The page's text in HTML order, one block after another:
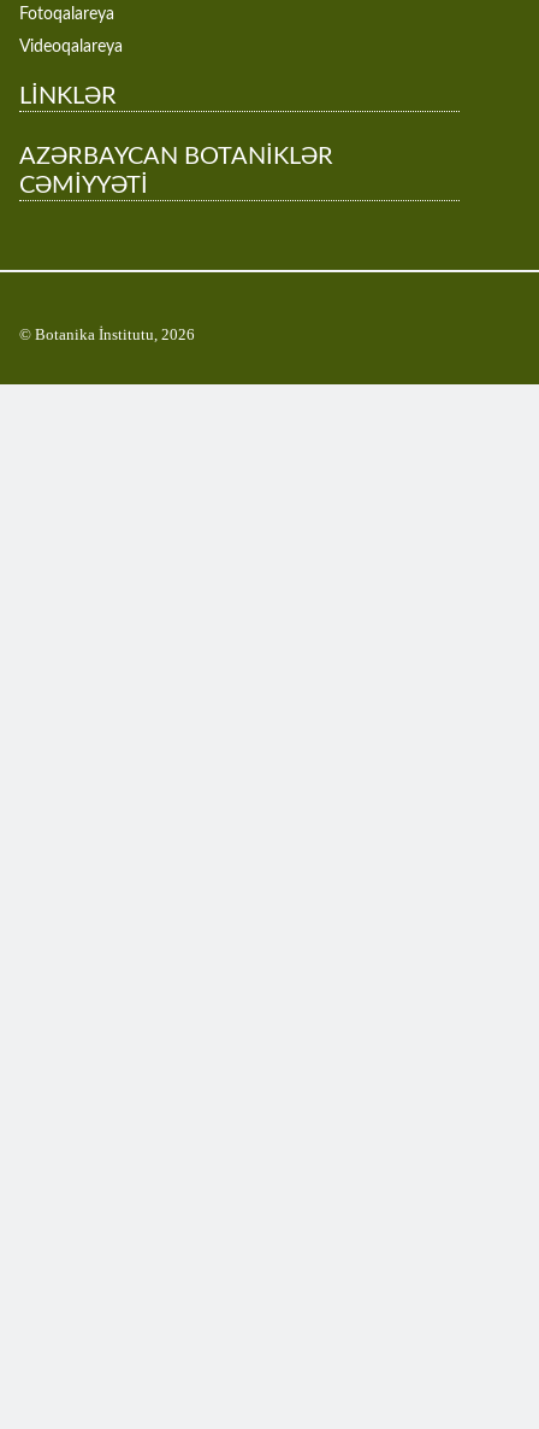
Fotoqalareya
Videoqalareya
LİNKLƏR
AZƏRBAYCAN BOTANİKLƏR
CƏMİYYƏTİ
© Botanika İnstitutu, 2026